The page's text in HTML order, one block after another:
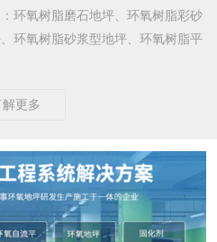
环氧树脂磨石地坪、环氧树脂彩砂
环氧树脂砂浆型地坪、环氧树脂平
解更多